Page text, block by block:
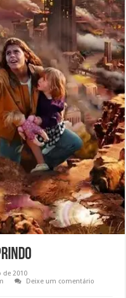
de 2010
Deixe um comentário